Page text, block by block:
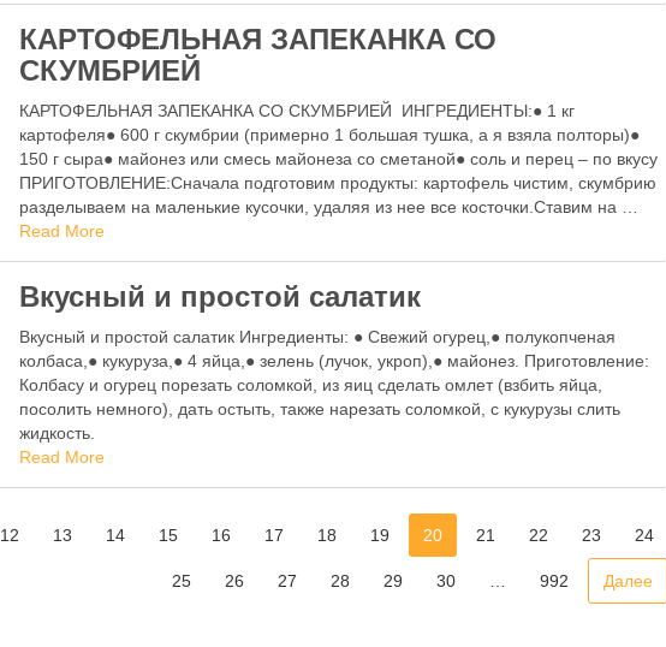
КАРТОФЕЛЬНАЯ ЗАПЕКАНКА СО
СКУМБРИЕЙ
КАРТОФЕЛЬНАЯ ЗАПЕКАНКА СО СКУМБРИЕЙ ИНГРЕДИЕНТЫ:● 1 кг
картофеля● 600 г скумбрии (примерно 1 большая тушка, а я взяла полторы)●
150 г сыра● майонез или смесь майонеза со сметаной● соль и перец – по вкусу
ПРИГОТОВЛЕНИЕ:Сначала подготовим продукты: картофель чистим, скумбрию
разделываем на маленькие кусочки, удаляя из нее все косточки.Ставим на …
Read More
Вкусный и простой салатик
Вкусный и простой салатик Ингредиенты: ● Свежий огурец,● полукопченая
колбаса,● кукуруза,● 4 яйца,● зелень (лучок, укроп),● майонез. Приготовление:
Колбасу и огурец порезать соломкой, из яиц сделать омлет (взбить яйца,
посолить немного), дать остыть, также нарезать соломкой, с кукурузы слить
жидкость.
Read More
12 13 14 15 16 17 18 19 20 21 22 23 24
25 26 27 28 29 30 992 Далее